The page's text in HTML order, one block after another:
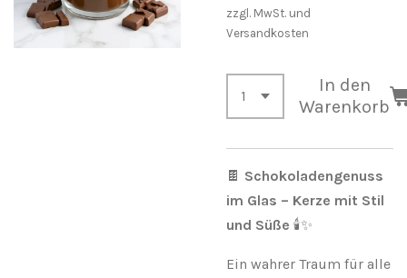
zzgl. MwSt. und
Versandkosten
In den
Warenkorb
🍫 Schokoladengenuss
im Glas – Kerze mit Stil
und Süße 🕯️✨
Ein wahrer Traum für alle